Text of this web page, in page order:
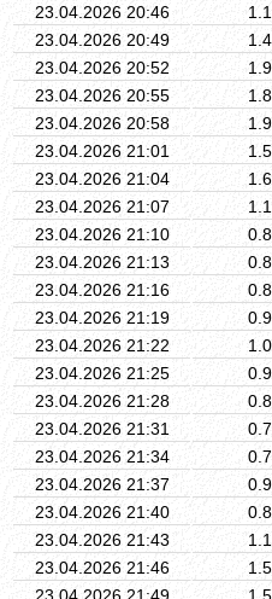
23.04.2026 20:46
1.1
23.04.2026 20:49
1.4
23.04.2026 20:52
1.9
23.04.2026 20:55
1.8
23.04.2026 20:58
1.9
23.04.2026 21:01
1.5
23.04.2026 21:04
1.6
23.04.2026 21:07
1.1
23.04.2026 21:10
0.8
23.04.2026 21:13
0.8
23.04.2026 21:16
0.8
23.04.2026 21:19
0.9
23.04.2026 21:22
1.0
23.04.2026 21:25
0.9
23.04.2026 21:28
0.8
23.04.2026 21:31
0.7
23.04.2026 21:34
0.7
23.04.2026 21:37
0.9
23.04.2026 21:40
0.8
23.04.2026 21:43
1.1
23.04.2026 21:46
1.5
23.04.2026 21:49
1.5